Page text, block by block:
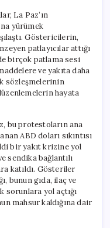
La Paz’ın
yürümek
Göstericilerin,
patlayıcılar attığı
birçok patlama sesi
ve yakıta daha
sözleşmelerinin
hayata
bu protestoların ana
ABD doları sıkıntısı
bir yakıt krizine yol
sendika bağlantılı
katıldı. Gösteriler
bunun gıda, ilaç ve
sorunlara yol açtığı
mahsur kaldığına dair